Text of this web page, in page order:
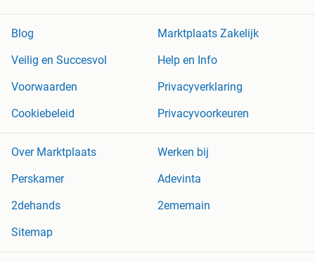
Blog
Marktplaats Zakelijk
Veilig en Succesvol
Help en Info
Voorwaarden
Privacyverklaring
Cookiebeleid
Privacyvoorkeuren
Over Marktplaats
Werken bij
Perskamer
Adevinta
2dehands
2ememain
Sitemap